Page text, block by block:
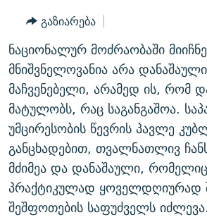
60 ᲓᲔᲪᲘᲑᲔᲚᲘ
ᲒᲐᲜᲙᲘᲗᲮᲕᲘᲡ ᲓᲦᲔ
ᲓᲘᲚᲘᲡ ᲡᲐᲣᲑᲠᲔᲑᲘ
ᲛᲝᲚᲐᲞᲐᲠᲐᲙᲔ ᲢᲔᲥᲡᲢᲔᲑᲘ
ᲨᲘᲜ - ᲣᲪᲮᲝᲔᲗᲨᲘ
ᲚᲘᲢᲔᲠᲐᲢᲣᲠᲣᲚᲘ ᲬᲐᲮᲜᲐᲒᲔᲑᲘ
ᲐᲛᲔᲠᲘᲙᲣᲚᲘ ᲛᲝᲗᲮᲠᲝᲑᲐ
ᲤᲔᲜᲝᲕᲐᲜᲘ - 2.10
ᲗᲥᲕᲔᲜᲘ ᲞᲣᲑᲚᲘᲙᲐᲪᲘᲔᲑᲘ
ᲞᲠᲝᲔᲥᲢᲔᲑᲘ
ᲣᲙᲠᲐᲘᲜᲐᲨᲘ ᲓᲐᲦᲣᲞᲣᲚᲘ ᲥᲐᲠᲗᲕᲔᲚᲘ
ᲓᲐᲛᲝᲣᲙᲘᲓᲔᲑᲚᲝᲑᲘᲡ 100 ᲬᲔᲚᲘ
ᲩᲔᲛᲘ ᲡᲘᲙᲕᲓᲘᲚᲘᲡ ᲛᲘᲖᲔᲖᲘᲐ COVID-19
11 ᲬᲔᲚᲘ - 11 ᲐᲛᲑᲐᲕᲘ
ᲡᲐᲞᲐᲠᲚᲐᲛᲔᲜᲢᲝ ᲐᲠᲩᲔᲕᲜᲔᲑᲘᲡ ᲘᲡᲢᲝᲠᲘᲐ
ᲑᲐᲕᲨᲕᲔᲑᲘ ᲞᲠᲝᲡᲢᲘᲢᲣᲪᲘᲐᲨᲘ - ᲐᲛᲝᲣᲗᲥᲛᲔᲚᲘ
ЭХО КАВКАЗА
ᲒᲐᲛᲝᲘᲬᲔᲠᲔ
გაზიარება
ნაციონალურ მოძრაობაში
მნიშვნელოვანია არა
მაჩვენებელი, არამედ ის, რომ
მატულობს, რაც საგანგაშოა.
უმცირესობის წევრის პავლე
განცხადებით, თვალნათლივ
მძიმეა და დანაშაული,
პრაქტიკულად ყოველდღიურად
შეშფოთების საფუძველს იძლევა.